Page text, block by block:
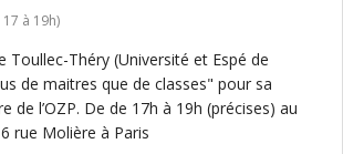
à 19h)
Toullec-Théry (Université et Espé de
de maitres que de classes" pour sa
de l’OZP. De de 17h à 19h (précises) au
rue Molière à Paris